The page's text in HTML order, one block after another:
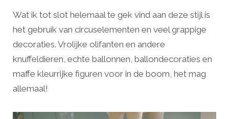
Wat ik tot slot helemaal te gek vind aan deze stijl is
het gebruik van circuselementen en veel grappige
decoraties. Vrolijke olifanten en andere
knuffeldieren, echte ballonnen, ballondecoraties en
maffe kleurrijke figuren voor in de boom, het mag
allemaal!